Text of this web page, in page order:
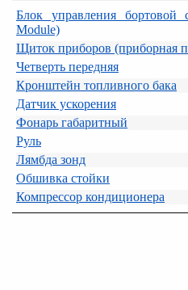
Блок управления бортовой
Module)
Щиток приборов (приборная
Четверть передняя
Кронштейн топливного бака
Датчик ускорения
Фонарь габаритный
Руль
Лямбда зонд
Обшивка стойки
Компрессор кондиционера